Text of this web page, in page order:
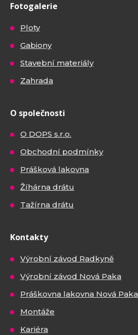
Fotogalerie
Ploty
Gabiony
Stavební materiály
Zahrada
O společnosti
O DOPS s.r.o.
Obchodní podmínky
Prášková lakovna
Žíhárna drátu
Tažírna drátu
Kontakty
Výrobní závod Radkyně
Výrobní závod Nová Paka
Práškovna lakovna Nová Paka
Montáže
Kariéra